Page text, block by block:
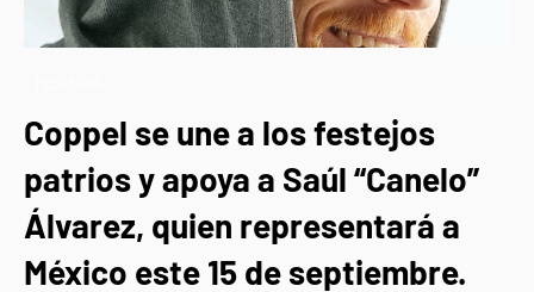
Coppel se une a los festejos
patrios y apoya a Saúl “Canelo”
Álvarez, quien representará a
México este 15 de septiembre.